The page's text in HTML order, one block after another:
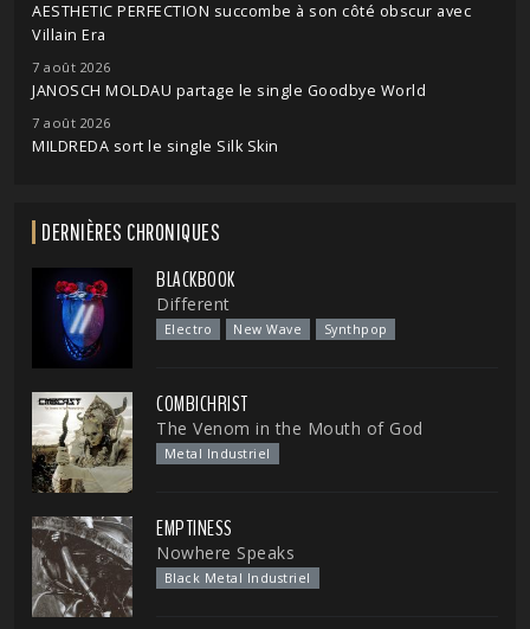
AESTHETIC PERFECTION succombe à son côté obscur avec
Villain Era
7 août 2026
JANOSCH MOLDAU partage le single Goodbye World
7 août 2026
MILDREDA sort le single Silk Skin
DERNIÈRES CHRONIQUES
BLACKBOOK
Different
Electro New Wave Synthpop
COMBICHRIST
The Venom in the Mouth of God
Metal Industriel
EMPTINESS
Nowhere Speaks
Black Metal Industriel